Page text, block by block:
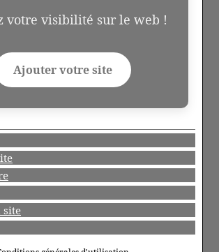
votre visibilité sur le web !
Ajouter votre site
site